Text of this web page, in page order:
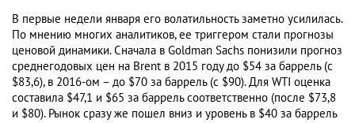
В первые недели января его волатильность заметно усилилась.
По мнению многих аналитиков, ее триггером стали прогнозы
ценовой динамики. Сначала в Goldman Sachs понизили прогноз
среднегодовых цен на Brent в 2015 году до $54 за баррель (с
$83,6), в 2016-ом – до $70 за баррель (с $90). Для WTI оценка
составила $47,1 и $65 за баррель соответственно (после $73,8
и $80). Рынок сразу же пошел вниз и уровень в $40 за баррель